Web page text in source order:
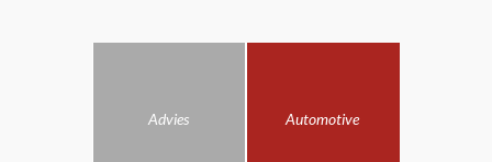
Advies Automotive